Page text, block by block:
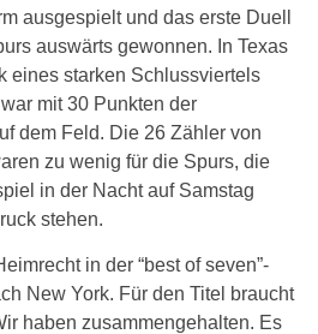
ausgespielt und das erste Duell
auswärts gewonnen. In Texas
eines starken Schlussviertels
mit 30 Punkten der
dem Feld. Die 26 Zähler von
zu wenig für die Spurs, die
in der Nacht auf Samstag
stehen.
in der “best of seven”-
New York. Für den Titel braucht
haben zusammengehalten. Es